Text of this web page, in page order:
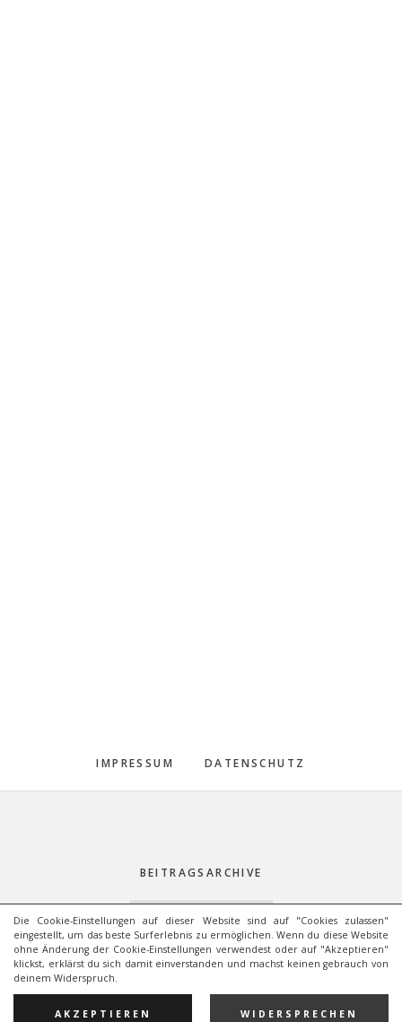
Die Cookie-Einstellungen auf dieser Website sind auf "Cookies zulassen"
eingestellt, um das beste Surferlebnis zu ermöglichen. Wenn du diese Website
ohne Änderung der Cookie-Einstellungen verwendest oder auf "Akzeptieren"
klickst, erklärst du sich damit einverstanden und machst keinen gebrauch von
deinem Widerspruch.
AKZEPTIEREN WIDERSPRECHEN
IMPRESSUM DATENSCHUTZ
BEITRAGSARCHIVE